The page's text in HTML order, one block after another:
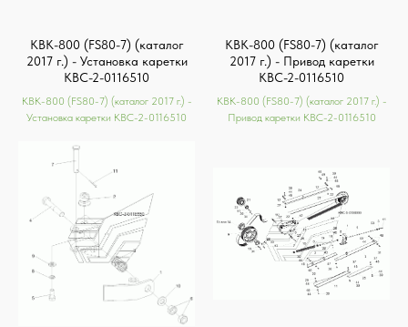
КВК-800 (FS80-7) (каталог
2017 г.) - Установка каретки
КВС-2-0116510
КВК-800 (FS80-7) (каталог 2017 г.) -
Установка каретки КВС-2-0116510
КВК-800 (FS80-7) (каталог
2017 г.) - Привод каретки
КВС-2-0116510
КВК-800 (FS80-7) (каталог 2017 г.) -
Привод каретки КВС-2-0116510